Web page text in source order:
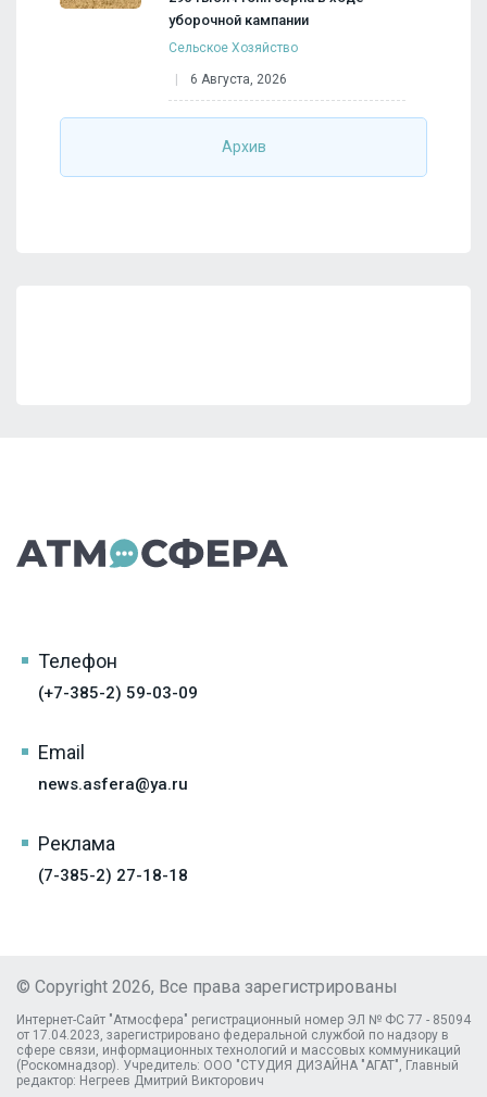
уборочной кампании
Сельское Хозяйство
6 Августа, 2026
Архив
Телефон
(+7-385-2) 59-03-09
Email
news.asfera@ya.ru
Реклама
(7-385-2) 27-18-18
© Copyright 2026, Все права зарегистрированы
Интернет-Сайт "Атмосфера" регистрационный номер ЭЛ № ФС 77 - 85094
от 17.04.2023, зарегистрировано федеральной службой по надзору в
сфере связи, информационных технологий и массовых коммуникаций
(Роскомнадзор). Учредитель: ООО "СТУДИЯ ДИЗАЙНА "АГАТ", Главный
редактор: Негреев Дмитрий Викторович